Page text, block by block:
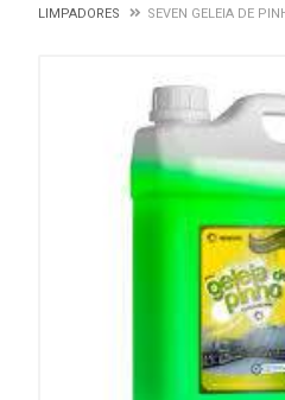
LIMPADORES
SEVEN GELEIA DE